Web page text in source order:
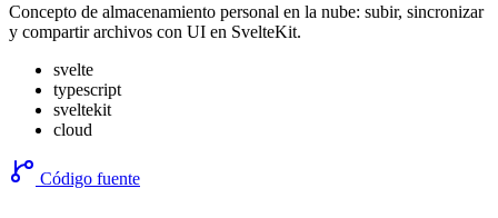
Concepto de almacenamiento personal en la nube: subir, sincronizar
y compartir archivos con UI en SvelteKit.
svelte
typescript
sveltekit
cloud
Código fuente